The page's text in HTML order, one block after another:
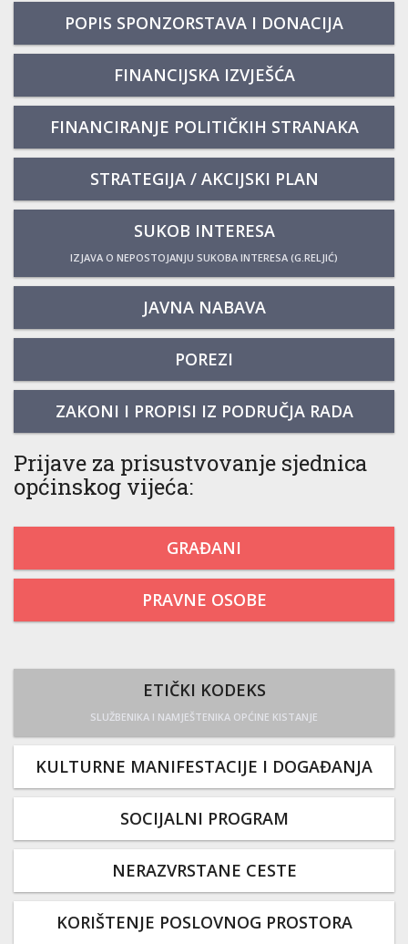
POPIS SPONZORSTAVA I DONACIJA
FINANCIJSKA IZVJEŠĆA
FINANCIRANJE POLITIČKIH STRANAKA
STRATEGIJA / AKCIJSKI PLAN
SUKOB INTERESA
IZJAVA O NEPOSTOJANJU SUKOBA INTERESA (G.RELJIĆ)
JAVNA NABAVA
POREZI
ZAKONI I PROPISI IZ PODRUČJA RADA
Prijave za prisustvovanje sjednica
općinskog vijeća:
GRAĐANI
PRAVNE OSOBE
ETIČKI KODEKS
SLUŽBENIKA I NAMJEŠTENIKA OPĆINE KISTANJE
KULTURNE MANIFESTACIJE I DOGAĐANJA
SOCIJALNI PROGRAM
NERAZVRSTANE CESTE
KORIŠTENJE POSLOVNOG PROSTORA